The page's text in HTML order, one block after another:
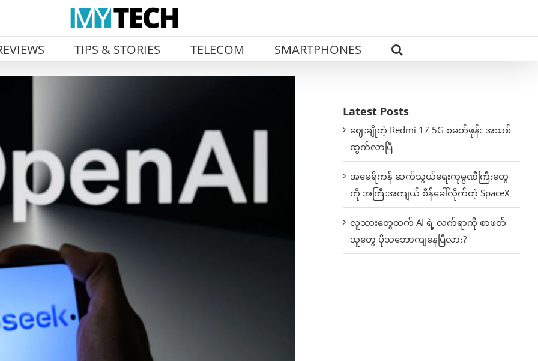
TIPS & STORIES TELECOM SMARTPHONES
Latest Posts
ဈေးချိုတဲ့ Redmi 17 5G စမတ်ဖုန်း အသစ်
ထွက်လာပြီ
အမေရိကန် ဆက်သွယ်ရေးကုမ္ပဏီကြီးတွေ
ကို အကြီးအကျယ် စိန်ခေါ်လိုက်တဲ့ SpaceX
လူသားတွေထက် AI ရဲ့ လက်ရာကို စာဖတ်
သူတွေ ပိုသဘောကျနေပြီလား?